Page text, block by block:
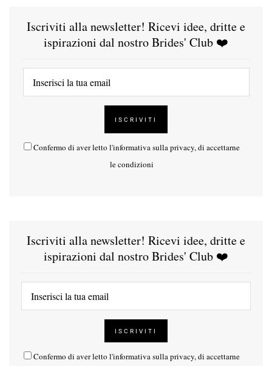
Iscriviti alla newsletter! Ricevi idee, dritte e
ispirazioni dal nostro Brides' Club ❤️
Confermo di aver letto l'informativa sulla privacy, di accettarne
le condizioni
Iscriviti alla newsletter! Ricevi idee, dritte e
ispirazioni dal nostro Brides' Club ❤️
Confermo di aver letto l'informativa sulla privacy, di accettarne